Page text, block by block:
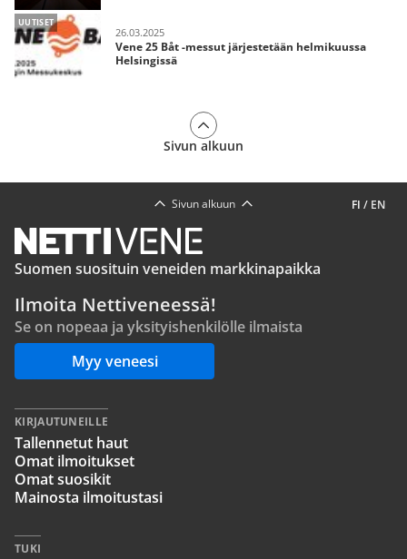
UUTISET
26.03.2025
Vene 25 Båt -messut järjestetään helmikuussa
Helsingissä
Sivun alkuun
FI / EN
Sivun alkuun
Suomen suosituin veneiden markkinapaikka
Ilmoita Nettiveneessä!
Se on nopeaa ja yksityishenkilölle ilmaista
Myy veneesi
KIRJAUTUNEILLE
Tallennetut haut
Omat ilmoitukset
Omat suosikit
Mainosta ilmoitustasi
TUKI